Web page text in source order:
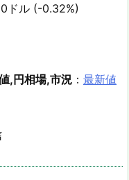
ドル (-0.32%)
,円相場,市況 ： 最新値